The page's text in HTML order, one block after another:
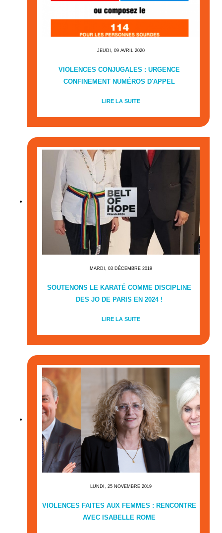
JEUDI, 09 AVRIL 2020
VIOLENCES CONJUGALES : URGENCE
CONFINEMENT NUMÉROS D'APPEL
LIRE LA SUITE
MARDI, 03 DÉCEMBRE 2019
SOUTENONS LE KARATÉ COMME DISCIPLINE
DES JO DE PARIS EN 2024 !
LIRE LA SUITE
LUNDI, 25 NOVEMBRE 2019
VIOLENCES FAITES AUX FEMMES : RENCONTRE
AVEC ISABELLE ROME